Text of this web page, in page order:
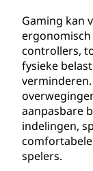
Gaming kan
controllers,
fysieke
aanpasbare
indelingen,
spelers.